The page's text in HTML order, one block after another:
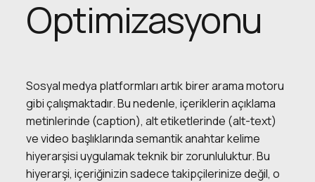
Optimizasyonu
Sosyal medya platformları artık birer arama motoru
gibi çalışmaktadır. Bu nedenle, içeriklerin açıklama
metinlerinde (caption), alt etiketlerinde (alt-text)
ve video başlıklarında semantik anahtar kelime
hiyerarşisi uygulamak teknik bir zorunluluktur. Bu
hiyerarşi, içeriğinizin sadece takipçilerinize değil, o